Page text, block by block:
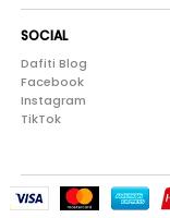
SOCIAL
Dafiti Blog
Facebook
Instagram
TikTok